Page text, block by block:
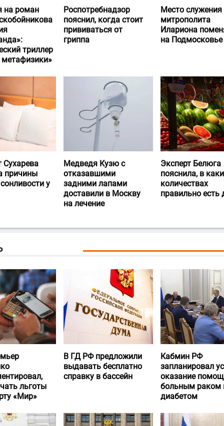
на роман
триллер
метафизики»
Роспотребнадзор
пояснил, когда стоит
прививаться от
гриппа
Место
митрополита
Илариона
на Подмосковье
Сухарева
причины
у
Медведя Кузю с
отказавшими
задними лапами
доставили в Москву
на лечение
Эксперт Белюга
пояснила, в
количествах
правильно
льготы
«Мир»
В ГД РФ предложили
выдавать бесплатно
справку в бассейн
Кабмин РФ
запланировал
оказание
больным раком
диабетом